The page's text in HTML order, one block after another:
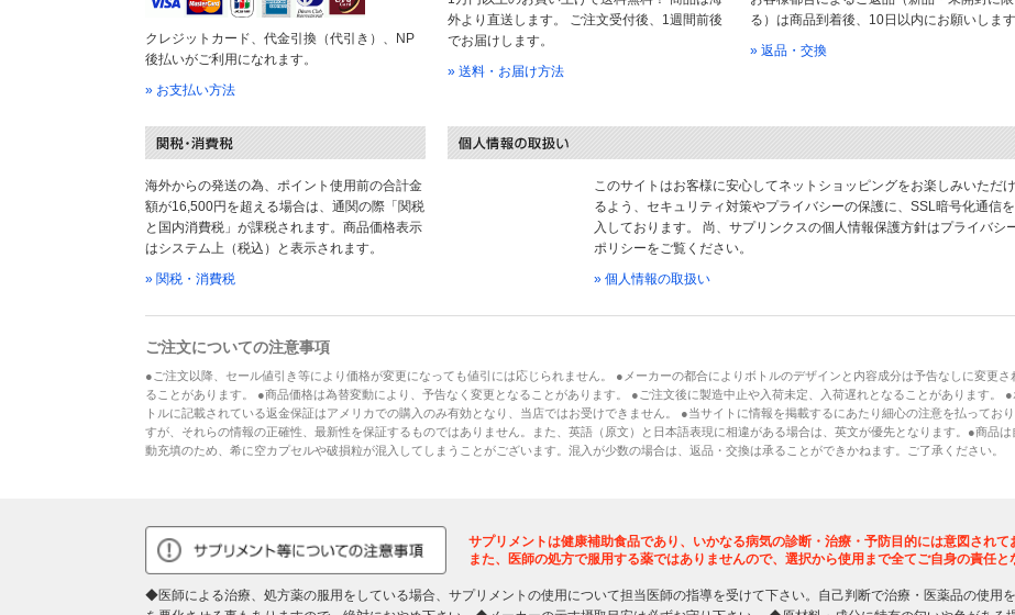
クレジットカード、代金引換（代引き）、NP
後払いがご利用になれます。
» お支払い方法
外より直送します。 ご注文受付後、1週間前後
でお届けします。
» 送料・お届け方法
る）は商品到着後、10日以内にお願いします
» 返品・交換
海外からの発送の為、ポイント使用前の合計金
額が16,500円を超える場合は、通関の際「関税
と国内消費税」が課税されます。商品価格表示
はシステム上（税込）と表示されます。
» 関税・消費税
このサイトはお客様に安心してネットショッピングをお楽しみいただけ
るよう、セキュリティ対策やプライバシーの保護に、SSL暗号化通信
入しております。 尚、サプリンクスの個人情報保護方針はプライバシ
ポリシーをご覧ください。
» 個人情報の取扱い
ご注文についての注意事項
●ご注文以降、セール値引き等により価格が変更になっても値引には応じられません。 ●メーカーの都合によりボトルのデザインと内容成分は予告なしに変更さ
ることがあります。 ●商品価格は為替変動により、予告なく変更となることがあります。 ●ご注文後に製造中止や入荷未定、入荷遅れとなることがあります。 ●
トルに記載されている返金保証はアメリカでの購入のみ有効となり、当店ではお受けできません。 ●当サイトに情報を掲載するにあたり細心の注意を払っており
すが、それらの情報の正確性、最新性を保証するものではありません。また、英語（原文）と日本語表現に相違がある場合は、英文が優先となります。●商品は
動充填のため、希に空カプセルや破損粒が混入してしまうことがございます。混入が少数の場合は、返品・交換は承ることができかねます。ご了承ください。
サプリメントは健康補助食品であり、いかなる病気の診断・治療・予防目的には意図されて
また、医師の処方で服用する薬ではありませんので、選択から使用まで全てご自身の責任と
◆医師による治療、処方薬の服用をしている場合、サプリメントの使用について担当医師の指導を受けて下さい。自己判断で治療・医薬品の使用